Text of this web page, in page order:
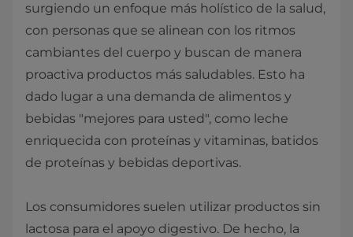
surgiendo un enfoque más holístico de la salud,
con personas que se alinean con los ritmos
cambiantes del cuerpo y buscan de manera
proactiva productos más saludables. Esto ha
dado lugar a una demanda de alimentos y
bebidas "mejores para usted", como leche
enriquecida con proteínas y vitaminas, batidos
de proteínas y bebidas deportivas.
Los consumidores suelen utilizar productos sin
lactosa para el apoyo digestivo. De hecho, la